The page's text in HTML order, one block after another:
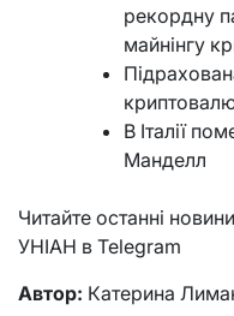
рекордну
майнінгу
В Італії
Манделл
Читайте останні
УНІАН в Telegram
Автор: Катерина